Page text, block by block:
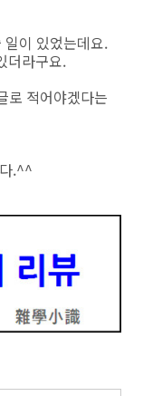
이 있었는데요.
더라구요.
로 적어야겠다는
.^^